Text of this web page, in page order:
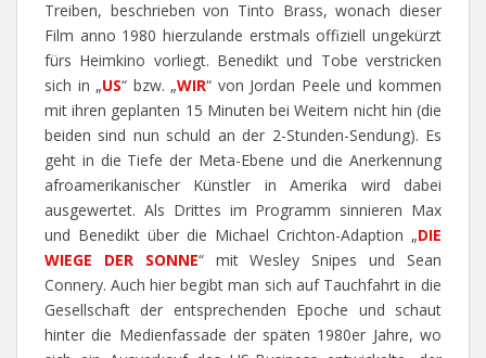
Treiben, beschrieben von Tinto Brass, wonach dieser
Film anno 1980 hierzulande erstmals offiziell ungekürzt
fürs Heimkino vorliegt. Benedikt und Tobe verstricken
sich in „US“ bzw. „WIR“ von Jordan Peele und kommen
mit ihren geplanten 15 Minuten bei Weitem nicht hin (die
beiden sind nun schuld an der 2-Stunden-Sendung). Es
geht in die Tiefe der Meta-Ebene und die Anerkennung
afroamerikanischer Künstler in Amerika wird dabei
ausgewertet. Als Drittes im Programm sinnieren Max
und Benedikt über die Michael Crichton-Adaption „DIE
WIEGE DER SONNE“ mit Wesley Snipes und Sean
Connery. Auch hier begibt man sich auf Tauchfahrt in die
Gesellschaft der entsprechenden Epoche und schaut
hinter die Medienfassade der späten 1980er Jahre, wo